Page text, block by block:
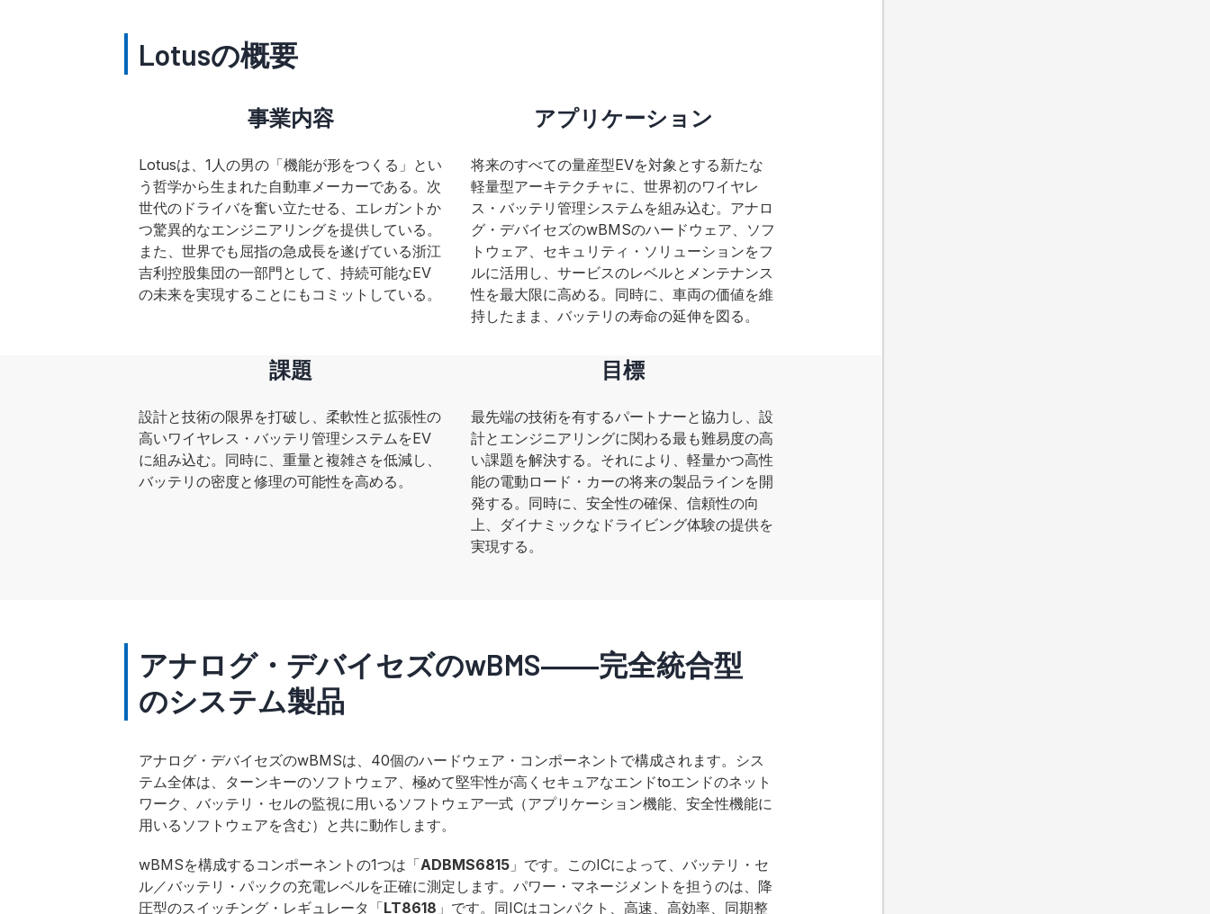
Lotusの概要
事業内容
Lotusは、1人の男の「機能が形をつくる」とい
う哲学から生まれた自動車メーカーである。次
世代のドライバを奮い立たせる、エレガントか
つ驚異的なエンジニアリングを提供している。
また、世界でも屈指の急成長を遂げている浙江
吉利控股集団の一部門として、持続可能なEV
の未来を実現することにもコミットしている。
アプリケーション
将来のすべての量産型EVを対象とする新たな
軽量型アーキテクチャに、世界初のワイヤレ
ス・バッテリ管理システムを組み込む。アナロ
グ・デバイセズのwBMSのハードウェア、ソフ
トウェア、セキュリティ・ソリューションをフ
ルに活用し、サービスのレベルとメンテナンス
性を最大限に高める。同時に、車両の価値を維
持したまま、バッテリの寿命の延伸を図る。
課題
設計と技術の限界を打破し、柔軟性と拡張性の
高いワイヤレス・バッテリ管理システムをEV
に組み込む。同時に、重量と複雑さを低減し、
バッテリの密度と修理の可能性を高める。
目標
最先端の技術を有するパートナーと協力し、設
計とエンジニアリングに関わる最も難易度の高
い課題を解決する。それにより、軽量かつ高性
能の電動ロード・カーの将来の製品ラインを開
発する。同時に、安全性の確保、信頼性の向
上、ダイナミックなドライビング体験の提供を
実現する。
アナログ・デバイセズのwBMS――完全統合型
のシステム製品
アナログ・デバイセズのwBMSは、40個のハードウェア・コンポーネントで構成されます。シス
テム全体は、ターンキーのソフトウェア、極めて堅牢性が高くセキュアなエンドtoエンドのネット
ワーク、バッテリ・セルの監視に用いるソフトウェア一式（アプリケーション機能、安全性機能に
用いるソフトウェアを含む）と共に動作します。
wBMSを構成するコンポーネントの1つは「ADBMS6815 」です。このICによって、バッテリ・セ
ル／バッテリ・パックの充電レベルを正確に測定します。パワー・マネージメントを担うのは、降
圧型のスイッチング・レギュレータ「LT8618 」です。同ICはコンパクト、高速、高効率、同期整